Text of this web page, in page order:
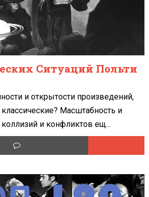
Ситуаций Польти
и открытости произведений,
Масштабность и
и конфликтов ещ...